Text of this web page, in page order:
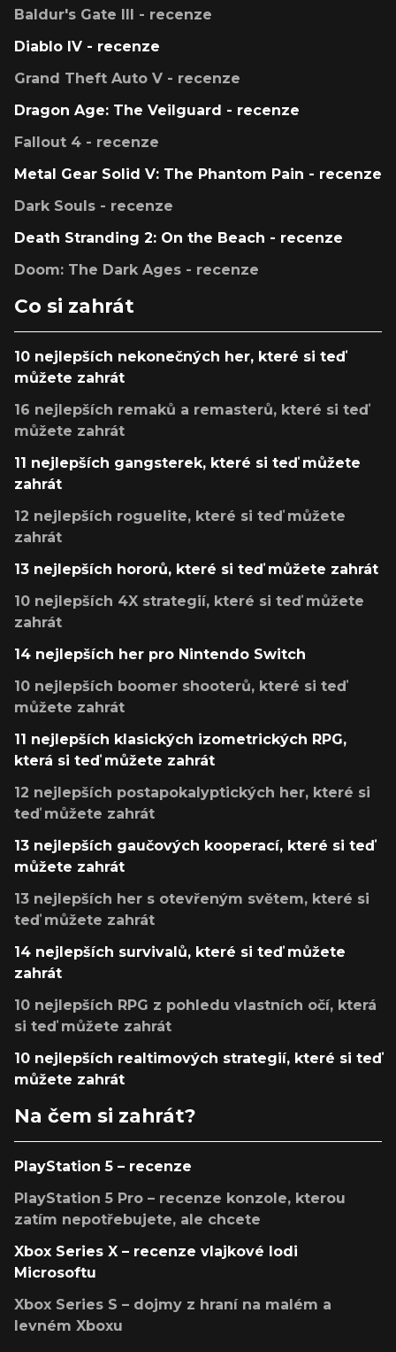
Baldur's Gate III - recenze
Diablo IV - recenze
Grand Theft Auto V - recenze
Dragon Age: The Veilguard - recenze
Fallout 4 - recenze
Metal Gear Solid V: The Phantom Pain - recenze
Dark Souls - recenze
Death Stranding 2: On the Beach - recenze
Doom: The Dark Ages - recenze
Co si zahrát
10 nejlepších nekonečných her, které si teď
můžete zahrát
16 nejlepších remaků a remasterů, které si teď
můžete zahrát
11 nejlepších gangsterek, které si teď můžete
zahrát
12 nejlepších roguelite, které si teď můžete
zahrát
13 nejlepších hororů, které si teď můžete zahrát
10 nejlepších 4X strategií, které si teď můžete
zahrát
14 nejlepších her pro Nintendo Switch
10 nejlepších boomer shooterů, které si teď
můžete zahrát
11 nejlepších klasických izometrických RPG,
která si teď můžete zahrát
12 nejlepších postapokalyptických her, které si
teď můžete zahrát
13 nejlepších gaučových kooperací, které si teď
můžete zahrát
13 nejlepších her s otevřeným světem, které si
teď můžete zahrát
14 nejlepších survivalů, které si teď můžete
zahrát
10 nejlepších RPG z pohledu vlastních očí, která
si teď můžete zahrát
10 nejlepších realtimových strategií, které si teď
můžete zahrát
Na čem si zahrát?
PlayStation 5 – recenze
PlayStation 5 Pro – recenze konzole, kterou
zatím nepotřebujete, ale chcete
Xbox Series X – recenze vlajkové lodi
Microsoftu
Xbox Series S – dojmy z hraní na malém a
levném Xboxu